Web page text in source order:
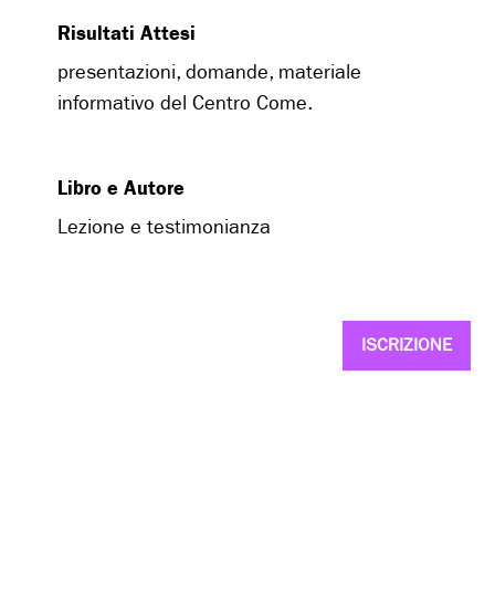
Risultati Attesi
presentazioni, domande, materiale
informativo del Centro Come.
Libro e Autore
Lezione e testimonianza
ISCRIZIONE